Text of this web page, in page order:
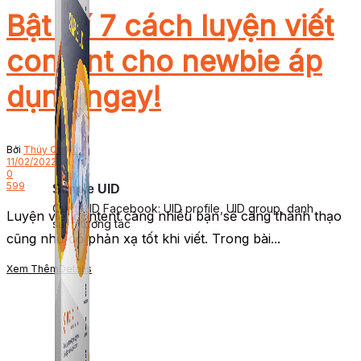
Simple UID
Quét UID Facebook: UID profile, UID group, danh
sách tương tác
Bật mí 7 cách luyện viết
content cho newbie áp
dụng ngay!
Bởi Thúy Quyên
11/02/2022
0
599
Luyện viết content càng nhiều bạn sẽ càng thành thạo
cũng như có phản xạ tốt khi viết. Trong bài...
Xem ThêmDetails